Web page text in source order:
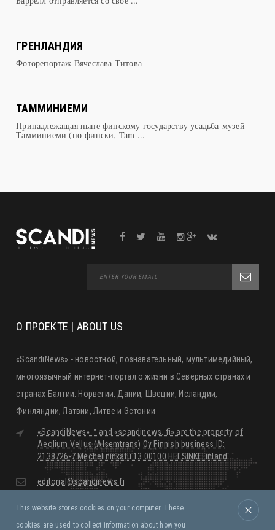
Оленьи катышки, собачьи упряжки и много снега. Сара
ГРЕНЛАНДИЯ
ТАММИНИЕМИ
Принадлежащая ныне финскому государству усадьба-музей
«ScandiNews» - новостной, познавательный, мультимедийный,
многоязычный интернет-портал о жизни в Северных странах и
странах Балтии: Норвегии, Дании, Швеции, Исландии,
Финляндии, Латвии, Литве и Эстонии
«ScandiNews» ™ and «scandinews. fi» are the property of
Aeolium Vellus (Alsemtrans) Oy Finnish business ID:
2138726-7 Mechelininkatu 13 00100 HELSINKI Finland
Monday - Friday:09:00 - 18:00
This website stores cookies on your computer. These
cookies are used to collect information about how you